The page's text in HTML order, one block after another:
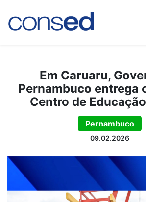
Em Caruaru,
Pernambuco entrega
Centro de
Pernambuco
09.02.2026